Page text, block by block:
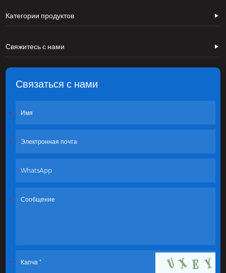
Категории продуктов
Свяжитесь с нами
Связаться с нами